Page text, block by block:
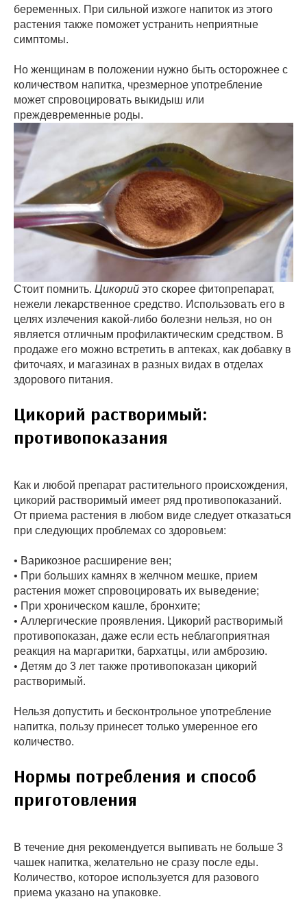
беременных. При сильной изжоге напиток из этого
растения также поможет устранить неприятные
симптомы.
Но женщинам в положении нужно быть осторожнее с
количеством напитка, чрезмерное употребление
может спровоцировать выкидыш или
преждевременные роды.
Стоит помнить. Цикорий это скорее фитопрепарат,
нежели лекарственное средство. Использовать его в
целях излечения какой-либо болезни нельзя, но он
является отличным профилактическим средством. В
продаже его можно встретить в аптеках, как добавку в
фиточаях, и магазинах в разных видах в отделах
здорового питания.
Цикорий растворимый:
противопоказания
Как и любой препарат растительного происхождения,
цикорий растворимый имеет ряд противопоказаний.
От приема растения в любом виде следует отказаться
при следующих проблемах со здоровьем:
• Варикозное расширение вен;
• При больших камнях в желчном мешке, прием
растения может спровоцировать их выведение;
• При хроническом кашле, бронхите;
• Аллергические проявления. Цикорий растворимый
противопоказан, даже если есть неблагоприятная
реакция на маргаритки, бархатцы, или амброзию.
• Детям до 3 лет также противопоказан цикорий
растворимый.
Нельзя допустить и бесконтрольное употребление
напитка, пользу принесет только умеренное его
количество.
Нормы потребления и способ
приготовления
В течение дня рекомендуется выпивать не больше 3
чашек напитка, желательно не сразу после еды.
Количество, которое используется для разового
приема указано на упаковке.